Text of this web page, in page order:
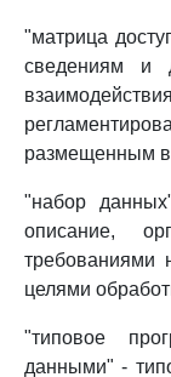
"матрица
сведениям и
размещенным
"набор
описание,
требованиями
целями
"типовое
данными" -